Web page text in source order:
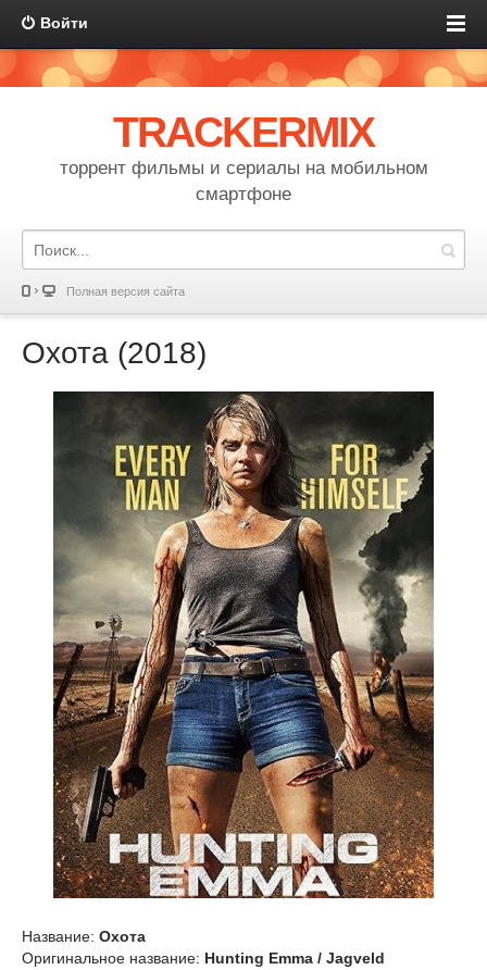
Войти
TRACKERMIX
торрент фильмы и сериалы на мобильном
смартфоне
Полная версия сайта
Охота (2018)
Название: Охота
Оригинальное название: Hunting Emma / Jagveld